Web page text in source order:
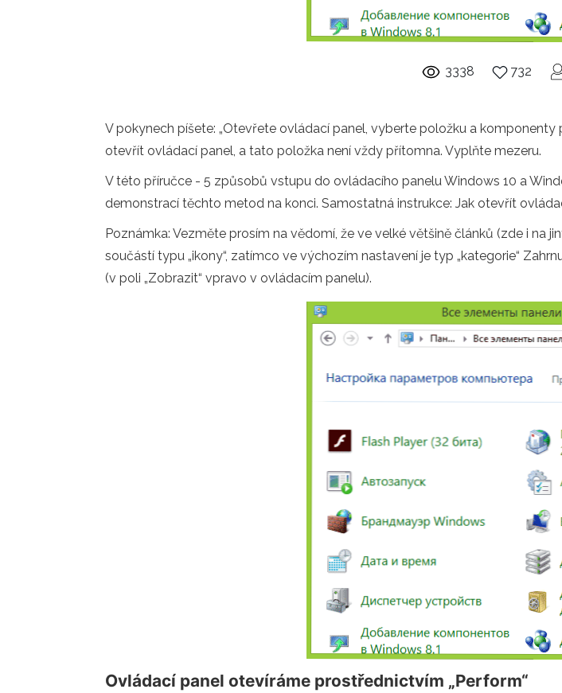
3338 732
V pokynech píšete: „Otevřete ovládací panel, vyberte položku a komponenty
otevřít ovládací panel, a tato položka není vždy přítomna. Vyplňte mezeru.
V této příručce - 5 způsobů vstupu do ovládacího panelu Windows 10 a
demonstrací těchto metod na konci. Samostatná instrukce: Jak otevřít
Poznámka: Vezměte prosím na vědomí, že ve velké většině článků (zde i na
součástí typu „ikony“, zatímco ve výchozím nastavení je typ „kategorie“
(v poli „Zobrazit“ vpravo v ovládacím panelu).
Ovládací panel otevíráme prostřednictvím „Perform“